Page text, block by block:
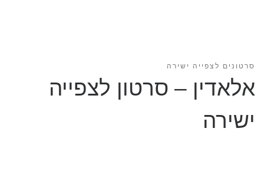
סרטונים לצפייה ישירה
אלאדין – סרטון לצפייה
ישירה